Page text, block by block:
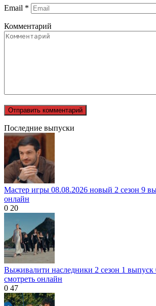
Email *
Комментарий
Последние выпуски
Мастер игры 08.08.2026 новый 2 сезон 9
онлайн
0 20
Выживалити наследники 2 сезон 1 выпуск
смотреть онлайн
0 47